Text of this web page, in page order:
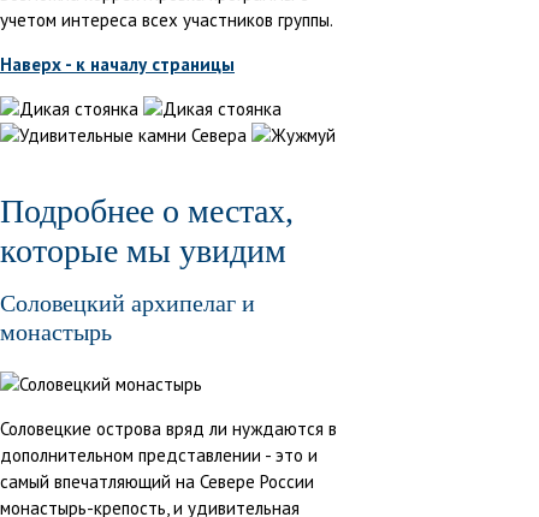
учетом интереса всех участников группы.
Наверх - к началу страницы
Подробнее о местах,
которые мы увидим
Соловецкий архипелаг и
монастырь
Соловецкие острова вряд ли нуждаются в
дополнительном представлении - это и
самый впечатляющий на Севере России
монастырь-крепость, и удивительная